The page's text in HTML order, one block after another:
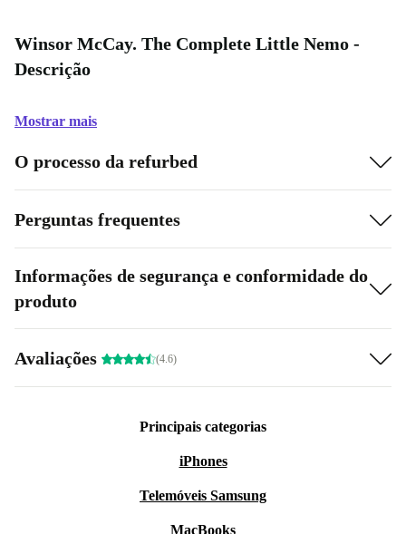
Winsor McCay. The Complete Little Nemo -
Descrição
Mostrar mais
O processo da refurbed
Perguntas frequentes
Informações de segurança e conformidade do
produto
Avaliações (4.6)
Principais categorias
iPhones
Telemóveis Samsung
MacBooks